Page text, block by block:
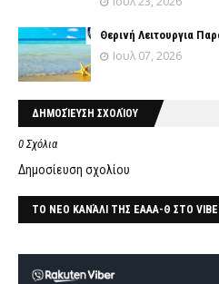
Θερινή Λειτουργια
Ιουλ 07, 2026
ΔΗΜΟΣΊΕΥΣΗ ΣΧΟΛΊΟΥ
0 Σχόλια
Δημοσίευση σχολίου
ΤΟ ΝΕΟ ΚΑΝΆΛΙ ΤΗΣ ΕΑΑΑ-Θ ΣΤΟ